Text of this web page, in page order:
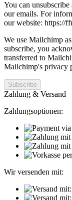
You can
our emails. For
our website: https://
We use Mailchimp
subscribe, you
transferred to
Mailchimp's privacy
Zahlung & Versand
Zahlungsoptionen:
Wir versenden mit: